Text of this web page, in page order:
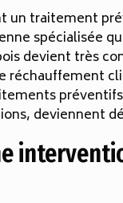
un traitement
spécialisée
devient très
réchauffement
deviennent